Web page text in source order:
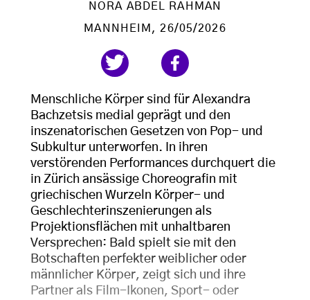
NORA ABDEL RAHMAN
MANNHEIM , 26/05/2026
Menschliche Körper sind für Alexandra
Bachzetsis medial geprägt und den
inszenatorischen Gesetzen von Pop- und
Subkultur unterworfen. In ihren
verstörenden Performances durchquert die
in Zürich ansässige Choreografin mit
griechischen Wurzeln Körper- und
Geschlechterinszenierungen als
Projektionsflächen mit unhaltbaren
Versprechen: Bald spielt sie mit den
Botschaften perfekter weiblicher oder
männlicher Körper, zeigt sich und ihre
Partner als Film-Ikonen, Sport- oder